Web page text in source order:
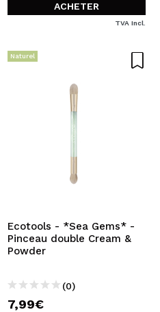
ACHETER
TVA Incl.
Naturel
Ecotools - *Sea Gems* -
Pinceau double Cream &
Powder
(0)
7,99€